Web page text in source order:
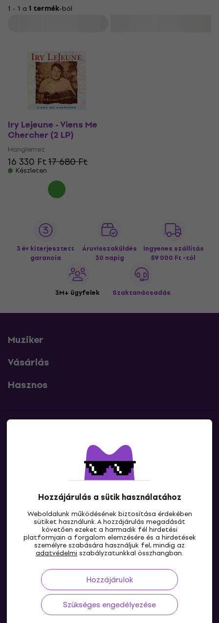
Hozzájárulás a sütik használatához
Weboldalunk működésének biztosítása érdekében
sütiket használunk. A hozzájárulás megadását
követően ezeket a harmadik fél hirdetési
platformjain a forgalom elemzésére és a hirdetések
személyre szabására használjuk fel, mindig az
adatvédelmi szabályzatunkkal összhangban.
Hozzájárulok
Szükséges engedélyezése
1 - 1 a 1 termék-ból
Iry Lejeune - Viens Me
Chercher (2 LP)
Hanglemez
16 330 Ft17 680 Ft
Készleten
3 év kiterjesztett
garancia
Áruvisszaküldés
30 napig
Ingyenes szállítás
59 000 Ft -tól
3M+ ügyfelek Szaktanácsadás
Muziker
Vásárlás
Hasznos
Lépj kapcsolatba velünk
HU